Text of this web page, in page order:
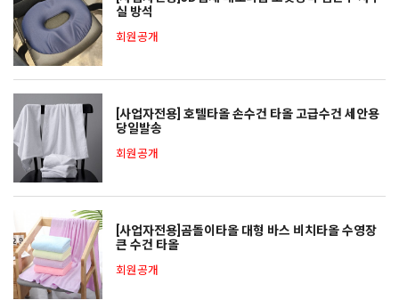
실 방석
회원공개
[사업자전용] 호텔타올 손수건 타올 고급수건 세안용
당일발송
회원공개
[사업자전용]곰돌이타올 대형 바스 비치타올 수영장
큰 수건 타올
회원공개